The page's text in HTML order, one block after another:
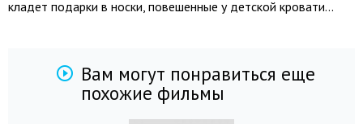
кладет подарки в носки, повешенные у детской кровати...
Вам могут понравиться еще
похожие фильмы